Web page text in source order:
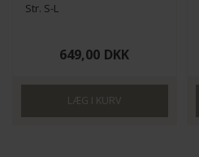
Str. S-L
649,00 DKK